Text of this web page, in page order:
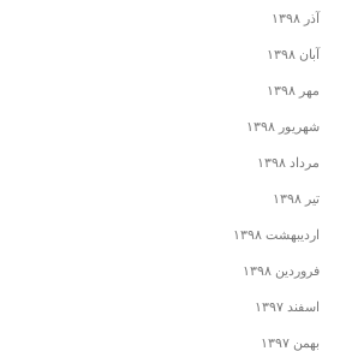
آذر ۱۳۹۸
آبان ۱۳۹۸
مهر ۱۳۹۸
شهریور ۱۳۹۸
مرداد ۱۳۹۸
تیر ۱۳۹۸
اردیبهشت ۱۳۹۸
فروردین ۱۳۹۸
اسفند ۱۳۹۷
بهمن ۱۳۹۷